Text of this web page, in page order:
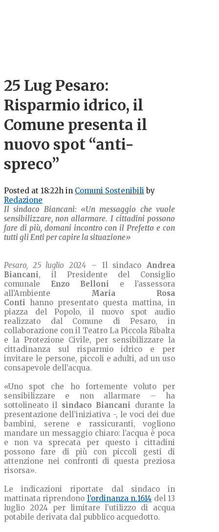
25 Lug Pesaro:
Risparmio idrico, il
Comune presenta il
nuovo spot “anti-
spreco”
Posted at 18:22h in Comuni Sostenibili by
Redazione
Il sindaco Biancani: «Un messaggio che vuole
sensibilizzare, non allarmare. I cittadini possono
fare di più, domani incontro con il Prefetto e con
tutti gli Enti per capire la situazione»
Pesaro, 25 luglio 2024 – Il sindaco Andrea
Biancani, il Presidente del Consiglio
comunale Enzo Belloni
e l’assessora
all’Ambiente
Maria Rosa
Conti
hanno presentato questa mattina, in
piazza del Popolo, il nuovo spot audio
realizzato dal Comune di Pesaro, in
collaborazione con il Teatro La Piccola Ribalta
e la Protezione Civile, per sensibilizzare la
cittadinanza sul risparmio idrico e per
invitare le persone, piccoli e adulti, ad un uso
consapevole dell’acqua.
«Uno spot che ho fortemente voluto per
sensibilizzare e non allarmare – ha
sottolineato il sindaco Biancani
durante la
presentazione dell’iniziativa -, le voci dei due
bambini, serene e rassicuranti, vogliono
mandare un messaggio chiaro: l’acqua è poca
e non va sprecata per questo i cittadini
possono fare di più con piccoli gesti di
attenzione nei confronti di questa preziosa
risorsa».
Le indicazioni riportate dal sindaco in
mattinata riprendono l’ordinanza n.1614 del 13
luglio 2024 per limitare l’utilizzo di acqua
potabile derivata dal pubblico acquedotto.